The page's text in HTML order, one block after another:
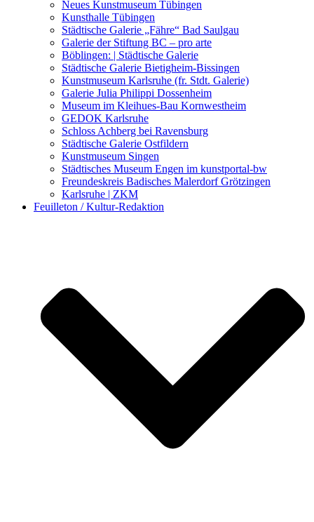
Kunstwettbewerbe, Ausschreibungen für Künstler
Neues Kunstmuseum Tübingen
Kunsthalle Tübingen
Städtische Galerie „Fähre“ Bad Saulgau
Galerie der Stiftung BC – pro arte
Böblingen: | Städtische Galerie
Städtische Galerie Bietigheim-Bissingen
Kunstmuseum Karlsruhe (fr. Stdt. Galerie)
Galerie Julia Philippi Dossenheim
Museum im Kleihues-Bau Kornwestheim
GEDOK Karlsruhe
Schloss Achberg bei Ravensburg
Städtische Galerie Ostfildern
Kunstmuseum Singen
Städtisches Museum Engen im kunstportal-bw
Freundeskreis Badisches Malerdorf Grötzingen
Karlsruhe | ZKM
Feuilleton / Kultur-Redaktion